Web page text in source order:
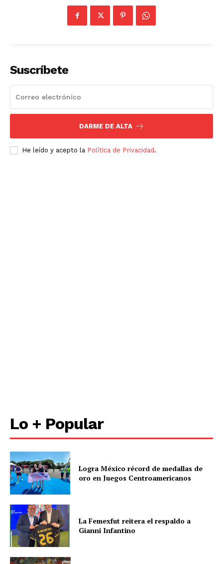
Suscríbete
DARME DE ALTA
He leído y acepto la Política de Privacidad .
Lo + Popular
Logra México récord de medallas de
oro en Juegos Centroamericanos
La Femexfut reitera el respaldo a
Gianni Infantino